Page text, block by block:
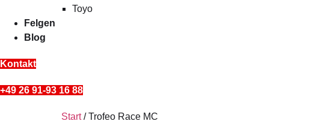
Toyo
Felgen
Blog
Kontakt
+49 26 91-93 16 88
Start/ Trofeo Race MC